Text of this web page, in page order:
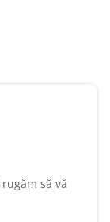
să vă